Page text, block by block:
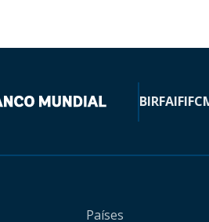
BIRFAIFIFC
Países